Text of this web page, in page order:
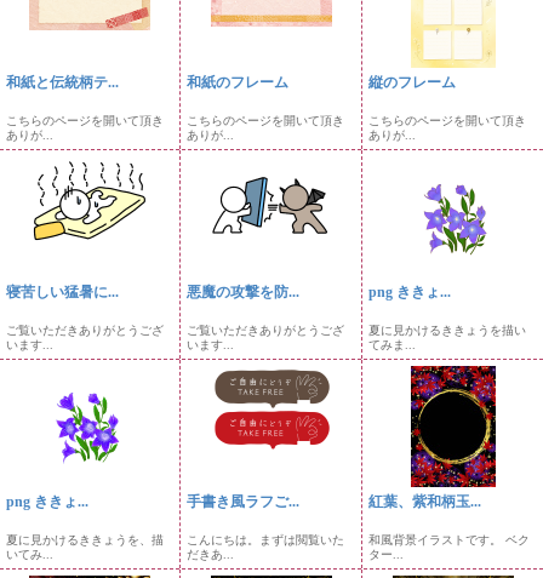
和紙と伝統柄テ...
こちらのページを開いて頂き
ありが...
和紙のフレーム
こちらのページを開いて頂き
ありが...
縦のフレーム
こちらのページを開いて頂き
ありが...
寝苦しい猛暑に...
ご覧いただきありがとうござ
います...
悪魔の攻撃を防...
ご覧いただきありがとうござ
います...
png ききょ...
夏に見かけるききょうを描い
てみま...
png ききょ...
夏に見かけるききょうを、描
いてみ...
手書き風ラフご...
こんにちは。まずは閲覧いた
だきあ...
紅葉、紫和柄玉...
和風背景イラストです。 ベク
ター...